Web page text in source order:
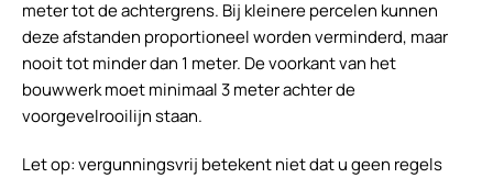
meter tot de achtergrens. Bij kleinere percelen kunnen
deze afstanden proportioneel worden verminderd, maar
nooit tot minder dan 1 meter. De voorkant van het
bouwwerk moet minimaal 3 meter achter de
voorgevelrooilijn staan.
Let op: vergunningsvrij betekent niet dat u geen regels